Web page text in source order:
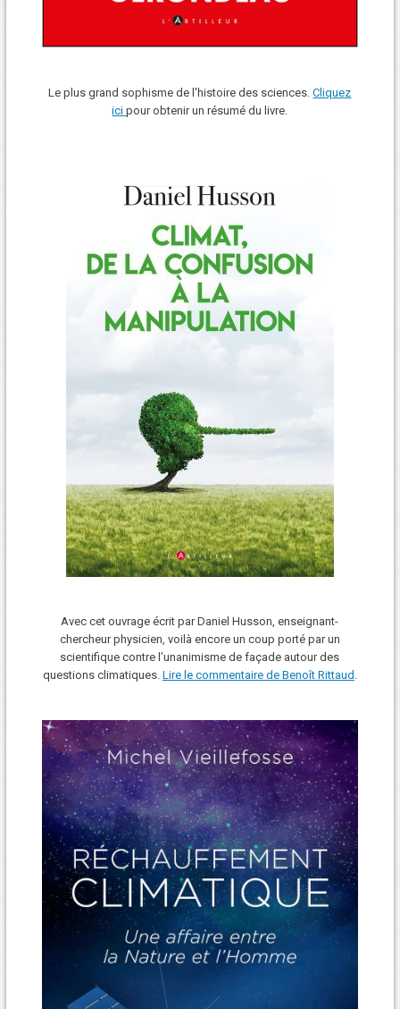
Le plus grand sophisme de l'histoire des sciences.Cliquez
icipour obtenir un résumé du livre.
Avec cet ouvrage écrit par Daniel Husson, enseignant-
chercheur physicien, voilà encore un coup porté par un
scientifique contre l’unanimisme de façade autour des
questions climatiques. Lire le commentaire de Benoît Rittaud